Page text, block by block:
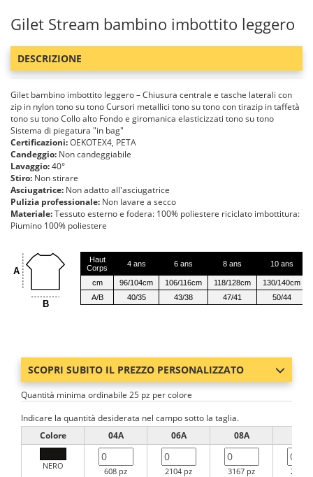
Gilet Stream bambino imbottito leggero
DESCRIZIONE
Gilet bambino imbottito leggero – Chiusura centrale e tasche laterali con
zip in nylon tono su tono Cursori metallici tono su tono con tirazip in taffetà
tono su tono Collo alto Fondo e giromanica elasticizzati tono su tono
Sistema di piegatura "in bag"
Certificazioni:OEKOTEX4, PETA
Candeggio: Non candeggiabile
Lavaggio:40°
Stiro: Non stirare
Asciugatrice: Non adatto all'asciugatrice
Pulizia professionale: Non lavare a secco
Materiale:Tessuto esterno e fodera: 100% poliestere riciclato imbottitura:
Piumino 100% poliestere
A
B
Haut
Corps
4 ans 6 ans 8 ans 10 ans
cm 96/104cm 106/116cm 118/128cm 130/140cm
A/B
40/35 43/38 47/41 50/44
SCOPRI SUBITO IL PREZZO PERSONALIZZATO
Quantità minima ordinabile 25 pz per colore
Indicare la quantità desiderata nel campo sotto la taglia.
Colore
04A 06A 08A
NERO
608 pz 2104 pz 3167 pz 2241